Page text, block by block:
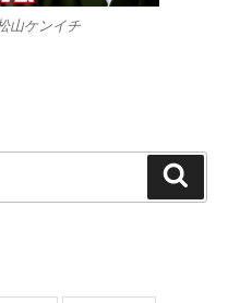
山ケンイチ